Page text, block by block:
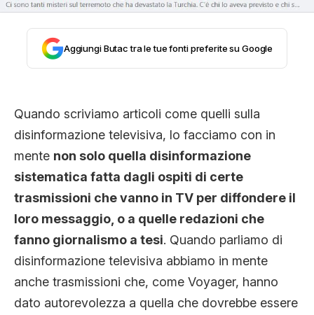
TRUFFE E SOCIAL NETWORK
CLIMA ED ENERGIA
CONTATTI
CHI SIAMO
Aggiungi Butac tra le tue fonti preferite su Google
Quando scriviamo articoli come quelli sulla
disinformazione televisiva, lo facciamo con in
mente non solo quella disinformazione
sistematica fatta dagli ospiti di certe
trasmissioni che vanno in TV per diffondere il
loro messaggio, o a quelle redazioni che
fanno giornalismo a tesi. Quando parliamo di
disinformazione televisiva abbiamo in mente
anche trasmissioni che, come Voyager, hanno
dato autorevolezza a quella che dovrebbe essere